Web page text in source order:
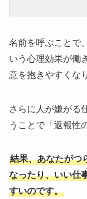
名前を呼ぶことで
いう心理効果が働
意を抱きやすくな
さらに人が嫌がる
うことで「返報性
結果、あなたがつ
なったり、いい仕
すいのです。